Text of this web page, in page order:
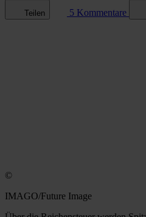
Teilen 5 Kommentare
©
IMAGO/Future Image